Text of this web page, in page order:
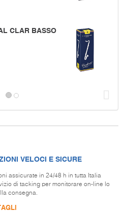
CLAR BASSO
VELOCI E SICURE
assicurate in 24/48 h in tutta Italia
di tacking per monitorare on-line lo
consegna.